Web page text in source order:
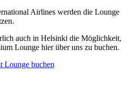
Airlines werden die Lounge
auch in Helsinki die Möglichkeit,
Lounge hier über uns zu buchen.
Lounge buchen